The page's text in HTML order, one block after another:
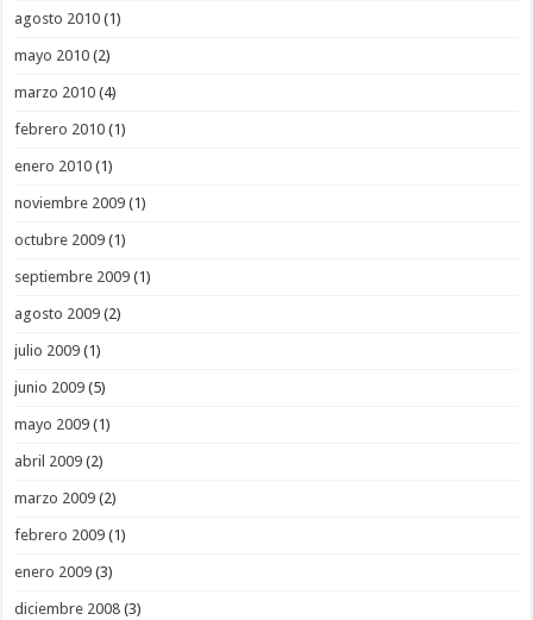
agosto 2010 (1)
mayo 2010 (2)
marzo 2010 (4)
febrero 2010 (1)
enero 2010 (1)
noviembre 2009 (1)
octubre 2009 (1)
septiembre 2009 (1)
agosto 2009 (2)
julio 2009 (1)
junio 2009 (5)
mayo 2009 (1)
abril 2009 (2)
marzo 2009 (2)
febrero 2009 (1)
enero 2009 (3)
diciembre 2008 (3)